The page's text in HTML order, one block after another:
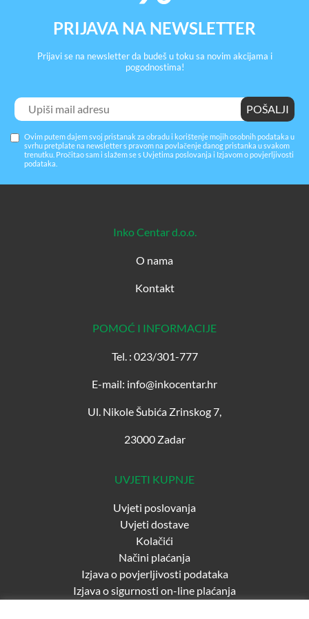
proizvoda
PRIJAVA NA NEWSLETTER
Prijavi se na newsletter da budeš u toku sa novim akcijama i
pogodnostima!
Ovim putem dajem svoj pristanak za obradu i korištenje mojih osobnih podataka u
svrhu pretplate na newsletter s pravom na povlačenje danog pristanka u svakom
trenutku. Pročitao sam i slažem se s Uvjetima poslovanja i Izjavom o povjerljivosti
podataka
Inko Centar d.o.o.
O nama
Kontakt
POMOĆ I INFORMACIJE
Tel. : 023/301-777
E-mail: info@inkocentar.hr
Ul. Nikole Šubića Zrinskog 7,
23000 Zadar
UVJETI KUPNJE
Uvjeti poslovanja
Uvjeti dostave
Kolačići
Načini plaćanja
Izjava o povjerljivosti podataka
Izjava o sigurnosti on-line plaćanja